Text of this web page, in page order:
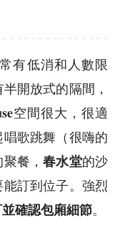
有低消和人數限
開放式的隔間，
空間很大，很適
歌跳舞（很嗨的
聚餐，春水堂的沙
訂到位子。強烈
確認包廂細節。